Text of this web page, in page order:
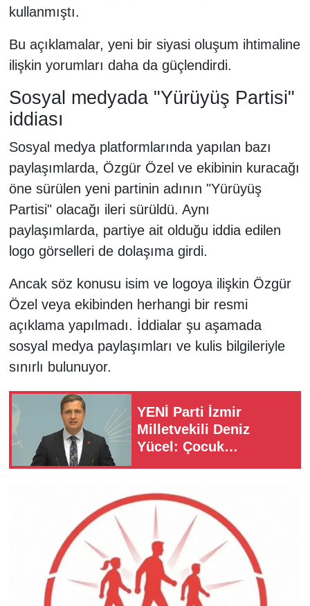
kullanmıştı.
Bu açıklamalar, yeni bir siyasi oluşum ihtimaline
ilişkin yorumları daha da güçlendirdi.
Sosyal medyada "Yürüyüş Partisi"
iddiası
Sosyal medya platformlarında yapılan bazı
paylaşımlarda, Özgür Özel ve ekibinin kuracağı
öne sürülen yeni partinin adının "Yürüyüş
Partisi" olacağı ileri sürüldü. Aynı
paylaşımlarda, partiye ait olduğu iddia edilen
logo görselleri de dolaşıma girdi.
Ancak söz konusu isim ve logoya ilişkin Özgür
Özel veya ekibinden herhangi bir resmi
açıklama yapılmadı. İddialar şu aşamada
sosyal medya paylaşımları ve kulis bilgileriyle
sınırlı bulunuyor.
YENİ Parti İzmir
Milletvekili Deniz
Yücel: Çocuk